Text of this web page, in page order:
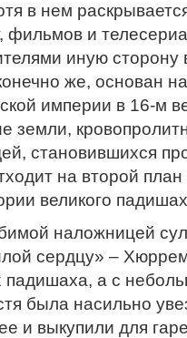
в нем
фильмов и
иную сторону
же, основан
империи в 16-м
земли,
становившихся
на второй
великого
наложницей
сердцу» –
падишаха, а с
была насильно
и выкупили для